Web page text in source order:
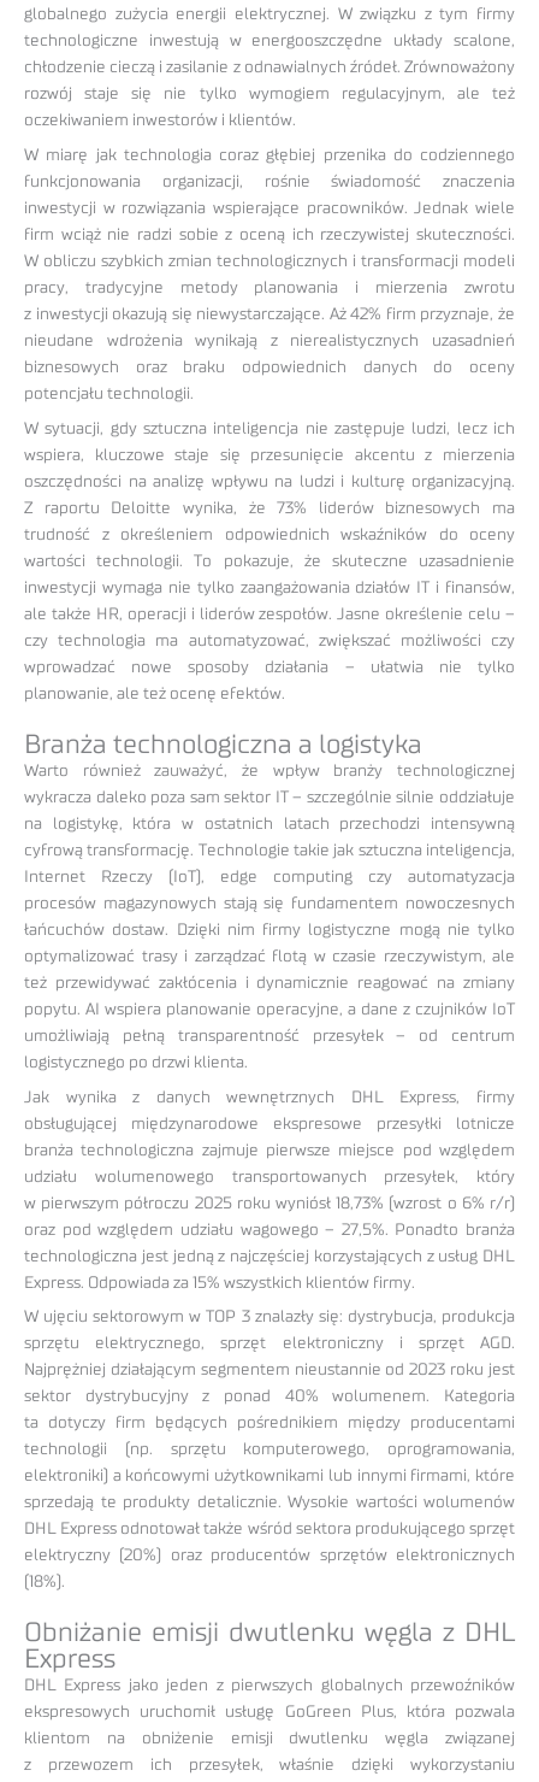
globalnego zużycia energii elektrycznej. W związku z tym firmy
technologiczne inwestują w energooszczędne układy scalone,
chłodzenie cieczą i zasilanie z odnawialnych źródeł. Zrównoważony
rozwój staje się nie tylko wymogiem regulacyjnym, ale też
oczekiwaniem inwestorów i klientów.
W miarę jak technologia coraz głębiej przenika do codziennego
funkcjonowania organizacji, rośnie świadomość znaczenia
inwestycji w rozwiązania wspierające pracowników. Jednak wiele
firm wciąż nie radzi sobie z oceną ich rzeczywistej skuteczności.
W obliczu szybkich zmian technologicznych i transformacji modeli
pracy, tradycyjne metody planowania i mierzenia zwrotu
z inwestycji okazują się niewystarczające. Aż 42% firm przyznaje, że
nieudane wdrożenia wynikają z nierealistycznych uzasadnień
biznesowych oraz braku odpowiednich danych do oceny
potencjału technologii.
W sytuacji, gdy sztuczna inteligencja nie zastępuje ludzi, lecz ich
wspiera, kluczowe staje się przesunięcie akcentu z mierzenia
oszczędności na analizę wpływu na ludzi i kulturę organizacyjną.
Z raportu Deloitte wynika, że 73% liderów biznesowych ma
trudność z określeniem odpowiednich wskaźników do oceny
wartości technologii. To pokazuje, że skuteczne uzasadnienie
inwestycji wymaga nie tylko zaangażowania działów IT i finansów,
ale także HR, operacji i liderów zespołów. Jasne określenie celu –
czy technologia ma automatyzować, zwiększać możliwości czy
wprowadzać nowe sposoby działania – ułatwia nie tylko
planowanie, ale też ocenę efektów.
Branża technologiczna a logistyka
Warto również zauważyć, że wpływ branży technologicznej
wykracza daleko poza sam sektor IT – szczególnie silnie oddziałuje
na logistykę, która w ostatnich latach przechodzi intensywną
cyfrową transformację. Technologie takie jak sztuczna inteligencja,
Internet Rzeczy (IoT), edge computing czy automatyzacja
procesów magazynowych stają się fundamentem nowoczesnych
łańcuchów dostaw. Dzięki nim firmy logistyczne mogą nie tylko
optymalizować trasy i zarządzać flotą w czasie rzeczywistym, ale
też przewidywać zakłócenia i dynamicznie reagować na zmiany
popytu. AI wspiera planowanie operacyjne, a dane z czujników IoT
umożliwiają pełną transparentność przesyłek – od centrum
logistycznego po drzwi klienta.
Jak wynika z danych wewnętrznych DHL Express, firmy
obsługującej międzynarodowe ekspresowe przesyłki lotnicze
branża technologiczna zajmuje pierwsze miejsce pod względem
udziału wolumenowego transportowanych przesyłek, który
w pierwszym półroczu 2025 roku wyniósł 18,73% (wzrost o 6% r/r)
oraz pod względem udziału wagowego – 27,5%. Ponadto branża
technologiczna jest jedną z najczęściej korzystających z usług DHL
Express. Odpowiada za 15% wszystkich klientów firmy.
W ujęciu sektorowym w TOP 3 znalazły się: dystrybucja, produkcja
sprzętu elektrycznego, sprzęt elektroniczny i sprzęt AGD.
Najprężniej działającym segmentem nieustannie od 2023 roku jest
sektor dystrybucyjny z ponad 40% wolumenem. Kategoria
ta dotyczy firm będących pośrednikiem między producentami
technologii (np. sprzętu komputerowego, oprogramowania,
elektroniki) a końcowymi użytkownikami lub innymi firmami, które
sprzedają te produkty detalicznie. Wysokie wartości wolumenów
DHL Express odnotował także wśród sektora produkującego sprzęt
elektryczny (20%) oraz producentów sprzętów elektronicznych
(18%).
Obniżanie emisji dwutlenku węgla z DHL
Express
DHL Express jako jeden z pierwszych globalnych przewoźników
ekspresowych uruchomił usługę GoGreen Plus, która pozwala
klientom na obniżenie emisji dwutlenku węgla związanej
z przewozem ich przesyłek, właśnie dzięki wykorzystaniu